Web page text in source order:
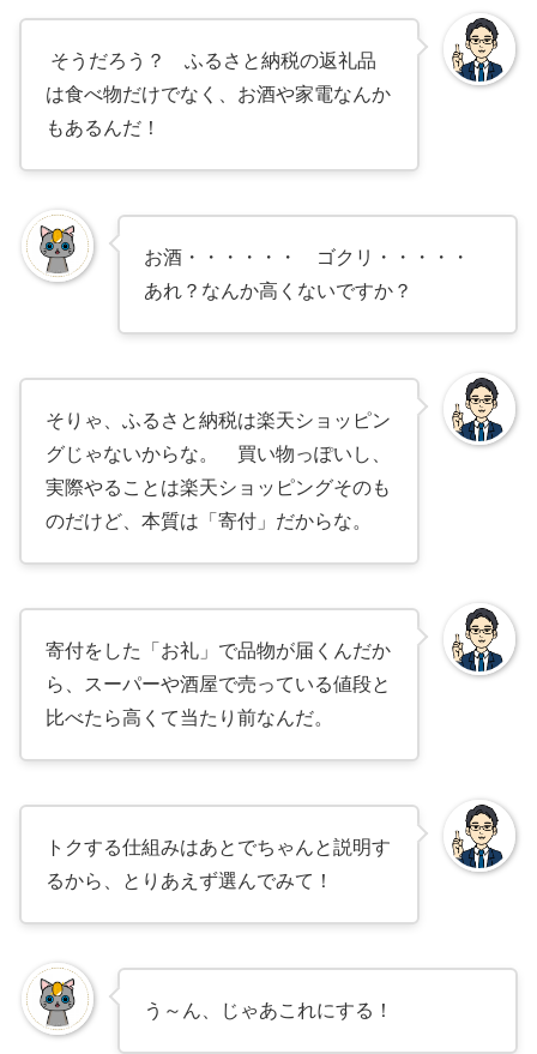
そうだろう？ ふるさと納税の返礼品
は食べ物だけでなく、お酒や家電なんか
もあるんだ！
お酒・・・・・・ ゴクリ・・・・・
あれ？なんか高くないですか？
そりゃ、ふるさと納税は楽天ショッピン
グじゃないからな。 買い物っぽいし、
実際やることは楽天ショッピングそのも
のだけど、本質は「寄付」だからな。
寄付をした「お礼」で品物が届くんだか
ら、スーパーや酒屋で売っている値段と
比べたら高くて当たり前なんだ。
トクする仕組みはあとでちゃんと説明す
るから、とりあえず選んでみて！
う～ん、じゃあこれにする！